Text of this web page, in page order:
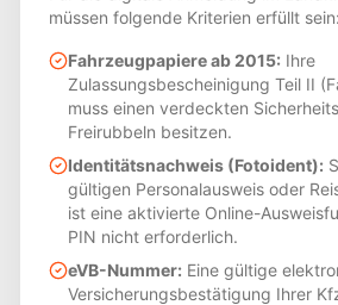
müssen folgende Kriterien erfüllt sein:
Fahrzeugpapiere ab 2015: Ihre
Zulassungsbescheinigung Teil II
muss einen verdeckten
Freirubbeln besitzen.
Identitätsnachweis (Fotoident):
gültigen Personalausweis oder
ist eine aktivierte Online-
PIN nicht erforderlich.
eVB-Nummer: Eine gültige
Versicherungsbestätigung Ihrer